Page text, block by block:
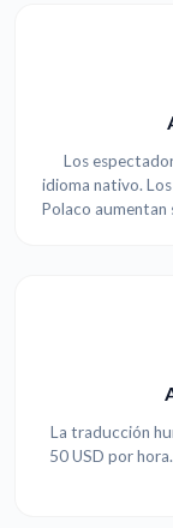
Los
idioma nativo.
Polaco
La traducción
50 USD por